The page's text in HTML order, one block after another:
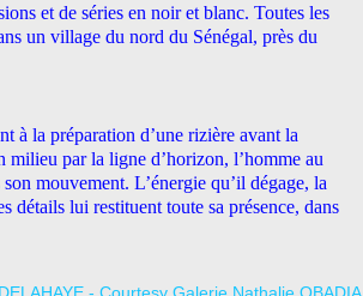
et de séries en noir et blanc. Toutes les
un village du nord du Sénégal, près du
à la préparation d’une rizière avant la
milieu par la ligne d’horizon, l’homme au
mouvement. L’énergie qu’il dégage, la
détails lui restituent toute sa présence, dans